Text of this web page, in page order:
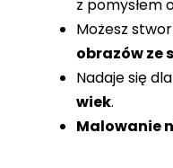
z pomysłem
Możesz
obrazów ze
Nadaje się
wiek.
Malowanie